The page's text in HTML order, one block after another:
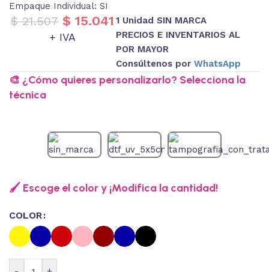
Empaque Individual: SI
$21.507 $ 15.041
+ IVA
1 Unidad SIN MARCA
PRECIOS E INVENTARIOS AL
POR MAYOR
Consúltenos porWhatsApp
🎨 ¿Cómo quieres personalizarlo? Selecciona la
técnica
🖌️ Escoge el color y ¡Modifica la cantidad!
COLOR